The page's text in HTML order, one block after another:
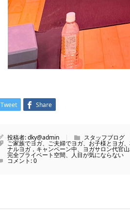
Tweet Share
投稿者:dky@admin スタッフブログ
ご家族でヨガ、ご夫婦でヨガ、お子様とヨガ
ナルヨガ，キャンペーン中、ヨガサロン代官
完全プライベート空間、人目が気にならない
コメント:0